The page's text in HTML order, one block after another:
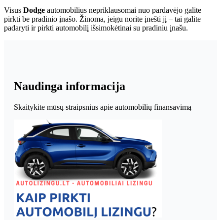
Visus Dodge automobilius nepriklausomai nuo pardavėjo galite
pirkti be pradinio įnašo. Žinoma, jeigu norite įnešti jį – tai galite
padaryti ir pirkti automobilį išsimokėtinai su pradiniu įnašu.
Naudinga informacija
Skaitykite mūsų straipsnius apie automobilių finansavimą